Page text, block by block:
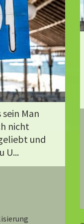
Man
nicht
und
U...